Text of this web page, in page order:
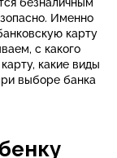
Именно
карту
с какого
какие виды
выборе банка